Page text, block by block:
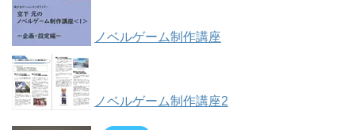
ノベルゲーム制作講座
ノベルゲーム制作講座2